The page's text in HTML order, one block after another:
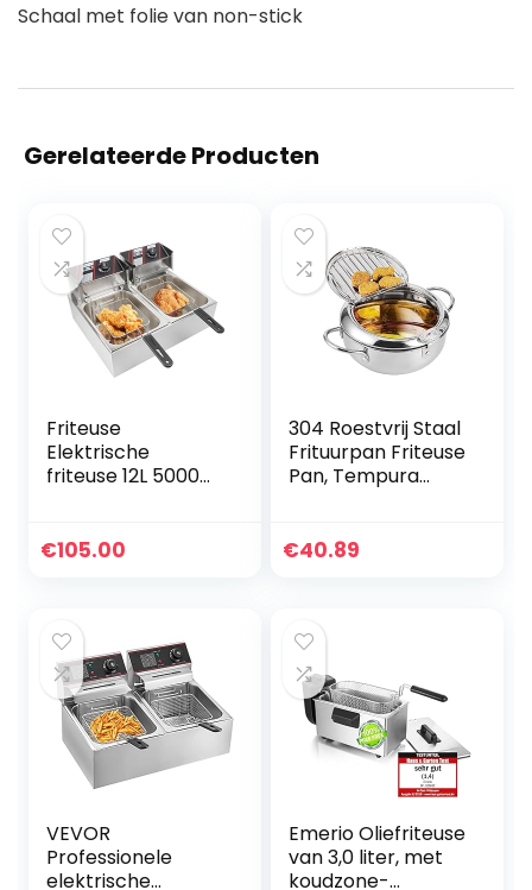
Schaal met folie van non-stick
Gerelateerde Producten
Friteuse
Elektrische
friteuse 12L 5000W
temperatuurberei
friteuses en 2
roestvrijstalen
manden, voor alle
soorten gerechten
€105.00
304 Roestvrij Staal
Frituurpan Friteuse
Pan, Tempura
Deksel en Olie
Frituurpan voor
Keuken Frites, Vis,
Garnalen en
Knapperig Vlees
€40.89
VEVOR
Professionele
elektrische
Emerio Oliefriteuse
van 3,0 liter, met
koudzone-